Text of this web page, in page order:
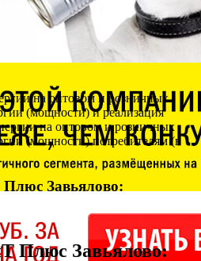
на оптовом и розничных
(мощности) и реализация
на оптовом и розничных
(мощности) потребителям (в
Завьялово:
Плюс Завьялово: